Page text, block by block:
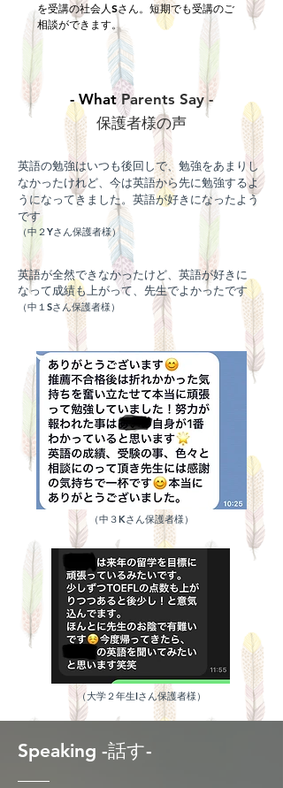
を受講の社会人Sさん。短期でも受講のご
相談ができます。
- WhatParents Say -
保護者様の声
英語の勉強はいつも後回しで、勉強をあまりし
なかったけれど、今は英語から先に勉強するよ
うになってきました。英語が好きになったよう
です
（中２Yさん保護者様）
英語が全然できなかったけど、英語が好きに
なって成績も上がって、先生でよかったです
（中１Sさん保護者様）
（中３Kさん保護者様）
（大学２年生Iさん保護者様）
Speaking -話す-